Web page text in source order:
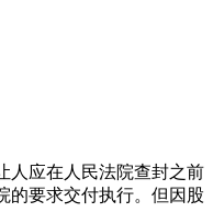
人应在人民法院查封之前
的要求交付执行。但因股